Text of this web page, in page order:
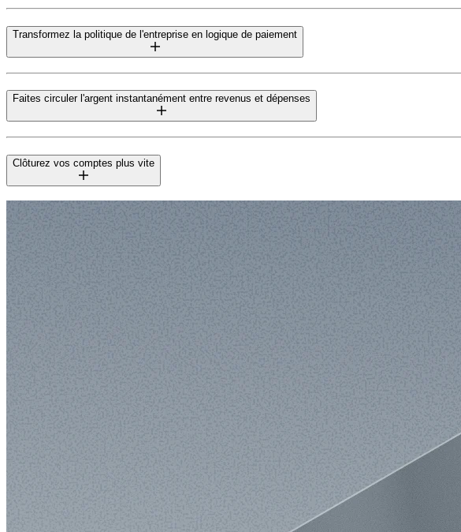
Transformez la politique de l'entreprise en logique de paiement
Faites circuler l'argent instantanément entre revenus et dépenses
Clôturez vos comptes plus vite